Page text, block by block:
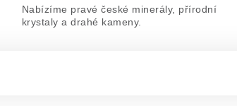
Nabízíme pravé české minerály, přírodní
krystaly a drahé kameny.